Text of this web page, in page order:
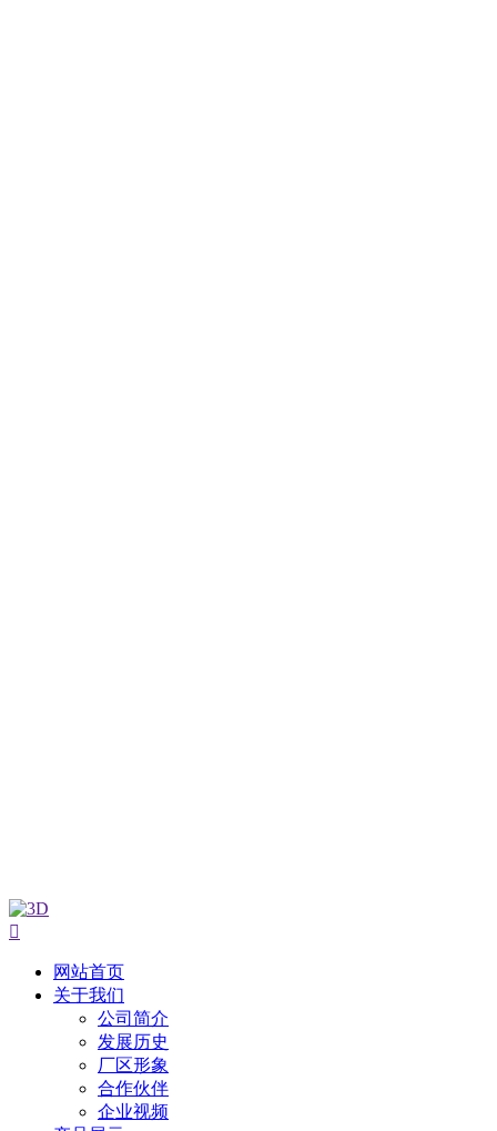

网站首页
关于我们
公司简介
发展历史
厂区形象
合作伙伴
企业视频